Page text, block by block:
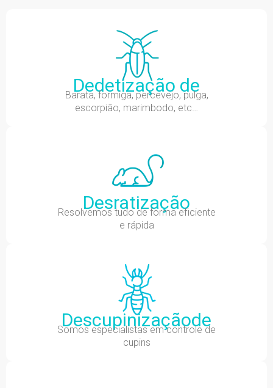
Dedetização de
Barata, formiga, percevejo, pulga,
escorpião, marimbodo, etc…
Desratização
Resolvemos tudo de forma eficiente
e rápida
Descupinizaçãode
Somos especialistas em controle de
cupins